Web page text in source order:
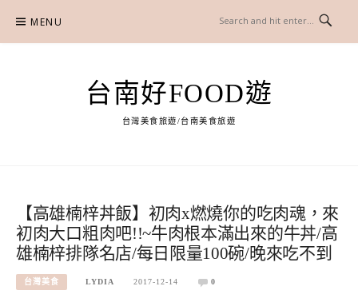
content
MENU
台南好FOOD遊
台灣美食旅遊/台南美食旅遊
【高雄楠梓丼飯】初肉x燃燒你的吃肉魂，來
初肉大口粗肉吧!!~牛肉根本滿出來的牛丼/高
雄楠梓排隊名店/每日限量100碗/晚來吃不到
台灣美食 LYDIA 2017-12-14 0